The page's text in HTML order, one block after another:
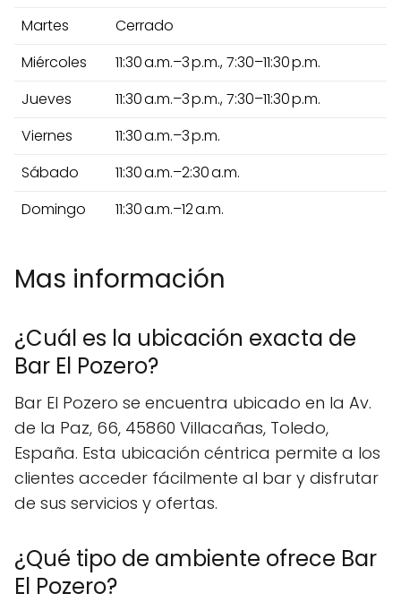
Martes
Cerrado
Miércoles
11:30 a.m.–3 p.m., 7:30–11:30 p.m.
Jueves
11:30 a.m.–3 p.m., 7:30–11:30 p.m.
Viernes
11:30 a.m.–3 p.m.
Sábado
11:30 a.m.–2:30 a.m.
Domingo
11:30 a.m.–12 a.m.
Mas información
¿Cuál es la ubicación exacta de
Bar El Pozero?
Bar El Pozero se encuentra ubicado en la Av.
de la Paz, 66, 45860 Villacañas, Toledo,
España. Esta ubicación céntrica permite a los
clientes acceder fácilmente al bar y disfrutar
de sus servicios y ofertas.
¿Qué tipo de ambiente ofrece Bar
El Pozero?